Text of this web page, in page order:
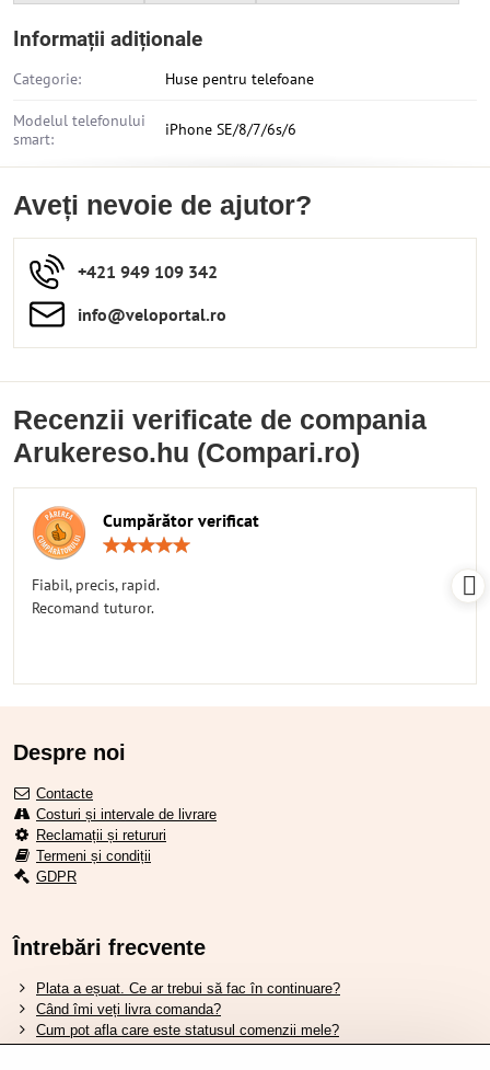
Informații adiționale
Categorie: Huse pentru telefoane
Modelul telefonului
smart:
iPhone SE/8/7/6s/6
Aveți nevoie de ajutor?
+421 949 109 342
info​​@veloportal​.ro
Recenzii verificate de compania
Arukereso.hu (Compari.ro)
Cumpărător verificat
Fiabil, precis, rapid.
Recomand tuturor.
Despre noi
Contacte
Costuri și intervale de livrare
Reclamații și retururi
Termeni și condiții
GDPR
Întrebări frecvente
Plata a eșuat. Ce ar trebui să fac în continuare?
Când îmi veți livra comanda?
Cum pot afla care este statusul comenzii mele?